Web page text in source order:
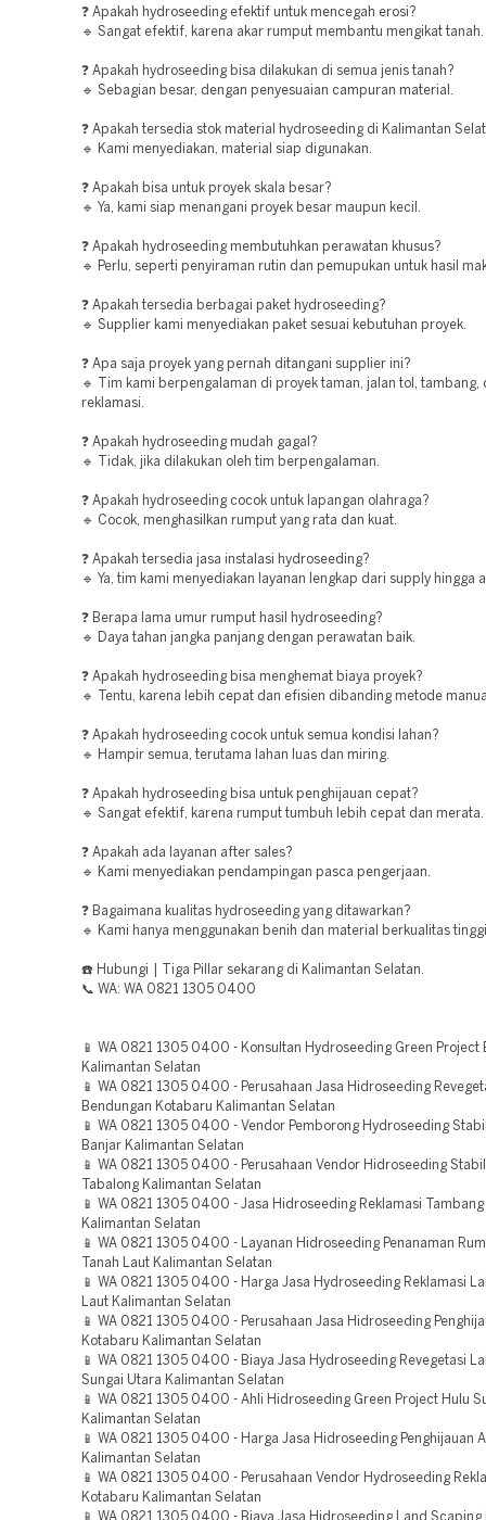
❓ Apakah hydroseeding efektif untuk mencegah erosi?
🔹 Sangat efektif, karena akar rumput membantu mengikat tanah.
❓ Apakah hydroseeding bisa dilakukan di semua jenis tanah?
🔹 Sebagian besar, dengan penyesuaian campuran material.
❓ Apakah tersedia stok material hydroseeding di Kalimantan
🔹 Kami menyediakan, material siap digunakan.
❓ Apakah bisa untuk proyek skala besar?
🔹 Ya, kami siap menangani proyek besar maupun kecil.
❓ Apakah hydroseeding membutuhkan perawatan khusus?
🔹 Perlu, seperti penyiraman rutin dan pemupukan untuk hasil
❓ Apakah tersedia berbagai paket hydroseeding?
🔹 Supplier kami menyediakan paket sesuai kebutuhan proyek.
❓ Apa saja proyek yang pernah ditangani supplier ini?
🔹 Tim kami berpengalaman di proyek taman, jalan tol, tambang,
reklamasi.
❓ Apakah hydroseeding mudah gagal?
🔹 Tidak, jika dilakukan oleh tim berpengalaman.
❓ Apakah hydroseeding cocok untuk lapangan olahraga?
🔹 Cocok, menghasilkan rumput yang rata dan kuat.
❓ Apakah tersedia jasa instalasi hydroseeding?
🔹 Ya, tim kami menyediakan layanan lengkap dari supply hingga
❓ Berapa lama umur rumput hasil hydroseeding?
🔹 Daya tahan jangka panjang dengan perawatan baik.
❓ Apakah hydroseeding bisa menghemat biaya proyek?
🔹 Tentu, karena lebih cepat dan efisien dibanding metode
❓ Apakah hydroseeding cocok untuk semua kondisi lahan?
🔹 Hampir semua, terutama lahan luas dan miring.
❓ Apakah hydroseeding bisa untuk penghijauan cepat?
🔹 Sangat efektif, karena rumput tumbuh lebih cepat dan merata.
❓ Apakah ada layanan after sales?
🔹 Kami menyediakan pendampingan pasca pengerjaan.
❓ Bagaimana kualitas hydroseeding yang ditawarkan?
🔹 Kami hanya menggunakan benih dan material berkualitas
☎️ Hubungi | Tiga Pillar sekarang di Kalimantan Selatan.
📞 WA: WA 0821 1305 0400
📱 WA 0821 1305 0400 - Konsultan Hydroseeding Green Project
Kalimantan Selatan
📱 WA 0821 1305 0400 - Perusahaan Jasa Hidroseeding
Bendungan Kotabaru Kalimantan Selatan
📱 WA 0821 1305 0400 - Vendor Pemborong Hydroseeding
Banjar Kalimantan Selatan
📱 WA 0821 1305 0400 - Perusahaan Vendor Hidroseeding
Tabalong Kalimantan Selatan
📱 WA 0821 1305 0400 - Jasa Hidroseeding Reklamasi
Kalimantan Selatan
📱 WA 0821 1305 0400 - Layanan Hidroseeding Penanaman
Tanah Laut Kalimantan Selatan
📱 WA 0821 1305 0400 - Harga Jasa Hydroseeding Reklamasi
Laut Kalimantan Selatan
📱 WA 0821 1305 0400 - Perusahaan Jasa Hidroseeding
Kotabaru Kalimantan Selatan
📱 WA 0821 1305 0400 - Biaya Jasa Hydroseeding Revegetasi
Sungai Utara Kalimantan Selatan
📱 WA 0821 1305 0400 - Ahli Hidroseeding Green Project Hulu
Kalimantan Selatan
📱 WA 0821 1305 0400 - Harga Jasa Hidroseeding Penghijauan
Kalimantan Selatan
📱 WA 0821 1305 0400 - Perusahaan Vendor Hydroseeding
Kotabaru Kalimantan Selatan
📱 WA 0821 1305 0400 - Biaya Jasa Hidroseeding Land Scaping